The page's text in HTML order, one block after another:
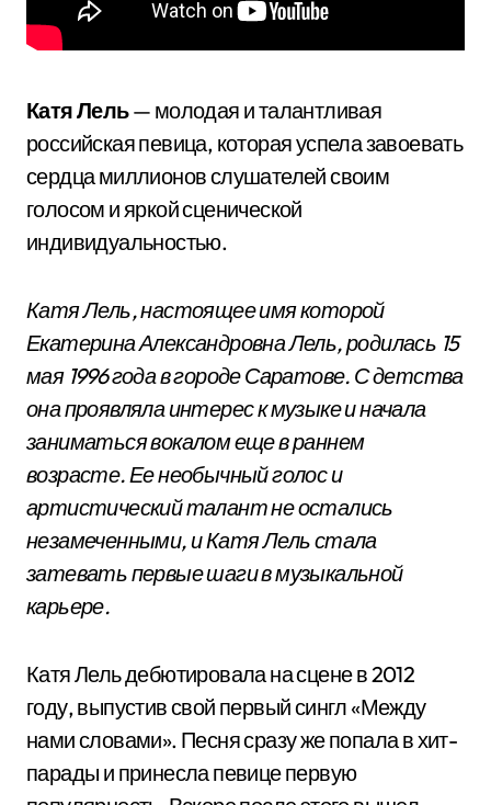
Катя Лель— молодая и талантливая
российская певица, которая успела завоевать
сердца миллионов слушателей своим
голосом и яркой сценической
индивидуальностью.
Катя Лель, настоящее имя которой
Екатерина Александровна Лель, родилась 15
мая 1996 года в городе Саратове. С детства
она проявляла интерес к музыке и начала
заниматься вокалом еще в раннем
возрасте. Ее необычный голос и
артистический талант не остались
незамеченными, и Катя Лель стала
затевать первые шаги в музыкальной
карьере.
Катя Лель дебютировала на сцене в 2012
году, выпустив свой первый сингл «Между
нами словами». Песня сразу же попала в хит-
парады и принесла певице первую